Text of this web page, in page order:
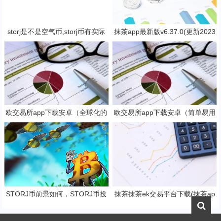
storj是不是空气币,storj币有实际
价值吗？
抹茶app最新版v6.37.0(更新2023
抹茶交易官网版本)
欧交易所app下载安卓（全球化的
数字货币交易所）
欧交易所app下载安卓（简单易用
的数字货币交易app）
STORJ币前景如何，STORJ币投
抹茶抹茶ek交易平台下载(抹茶ap